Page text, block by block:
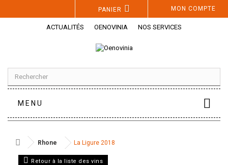
MON COMPTE
PANIER
ACTUALITÉS OENOVINIA NOS SERVICES
MENU
Rhone La Ligure 2018
Retour à la liste des vins